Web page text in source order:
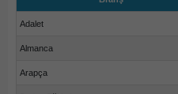
Adalet
Almanca
Arapça